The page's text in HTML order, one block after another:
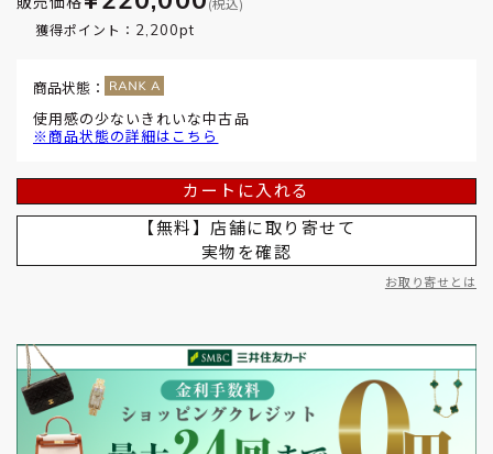
(税込)
獲得ポイント： 2,200pt
商品状態：
使用感の少ないきれいな中古品
※商品状態の詳細はこちら
カートに入れる
【無料】店舗に取り寄せて
実物を確認
お取り寄せとは